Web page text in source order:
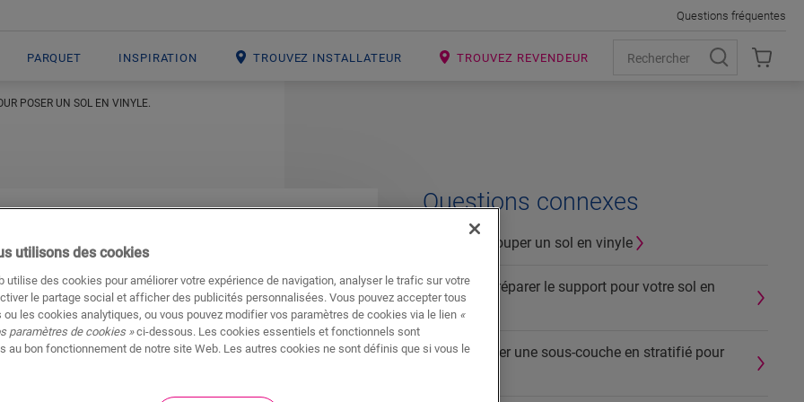
PARQUET INSPIRATION TROUVEZ INSTALLATEUR TROUVEZ REVENDEUR
Questions fréquentes
POSER UN SOL EN VINYLE.
poser un sol en
d’outils différents grâce à notre système
les outils suivants à portée de main pour
Questions connexes
Comment couper un sol en vinyle
Comment préparer le support pour votre sol en
vinyle
Puis-je utiliser une sous-couche en stratifié pour
utilisons des cookies
utilise des cookies pour améliorer votre expérience de navigation, analyser le trafic sur votre
le partage social et afficher des publicités personnalisées. Vous pouvez accepter tous
ou les cookies analytiques, ou vous pouvez modifier vos paramètres de cookies via le lien «
paramètres de cookies »ci-dessous. Les cookies essentiels et fonctionnels sont
au bon fonctionnement de notre site Web. Les autres cookies ne sont définis que si vous le